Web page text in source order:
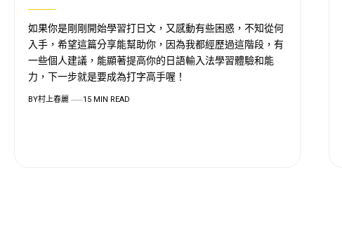
如果你是剛剛開始學習打日文，又感動有些困惑，不知從何
入手，希望這篇分享能幫助你，因為我都經歷過這階段，有
一些個人建議，能顯著提高你的日語輸入法學習體驗和能
力，下一步就是要成為打字高手喔！
BY村上春麗 15 MIN READ